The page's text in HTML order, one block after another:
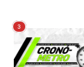
3